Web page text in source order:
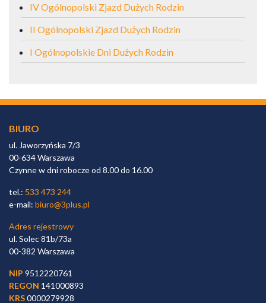
IV Ogólnopolski Zjazd Dużych Rodzin
II Ogólnopolski Zjazd Dużych Rodzin
I Ogólnopolskie Dni Dużych Rodzin
BIURO
ul. Jaworzyńska 7/3
00-634 Warszawa
Czynne w dni robocze od 8.00 do 16.00
tel.: 533 473 244
e-mail: biuro@3plus.pl
Adres rejestrowy
ul. Solec 81b/73a
00-382 Warszawa
NIP 9512220761
REGON 141000893
KRS0000279928